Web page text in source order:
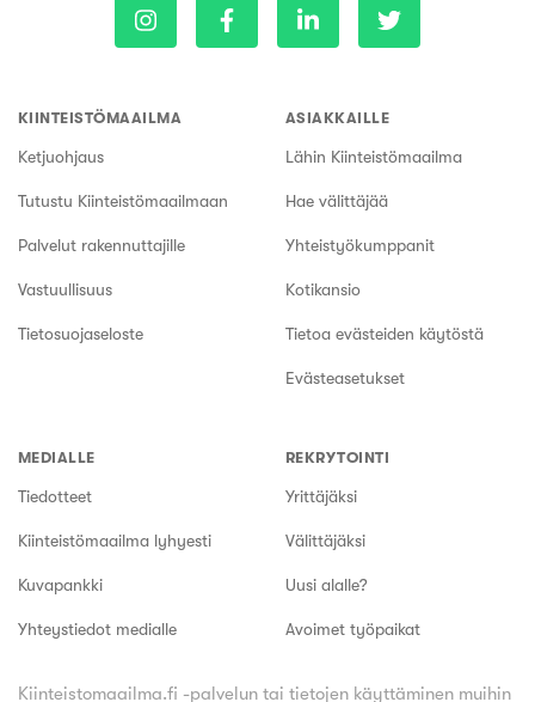
KIINTEISTÖMAAILMA
Ketjuohjaus
Tutustu Kiinteistömaailmaan
Palvelut rakennuttajille
Vastuullisuus
Tietosuojaseloste
ASIAKKAILLE
Lähin Kiinteistömaailma
Hae välittäjää
Yhteistyökumppanit
Kotikansio
Tietoa evästeiden käytöstä
Evästeasetukset
MEDIALLE
Tiedotteet
Kiinteistömaailma lyhyesti
Kuvapankki
Yhteystiedot medialle
REKRYTOINTI
Yrittäjäksi
Välittäjäksi
Uusi alalle?
Avoimet työpaikat
Kiinteistomaailma.fi -palvelun tai tietojen käyttäminen muihin